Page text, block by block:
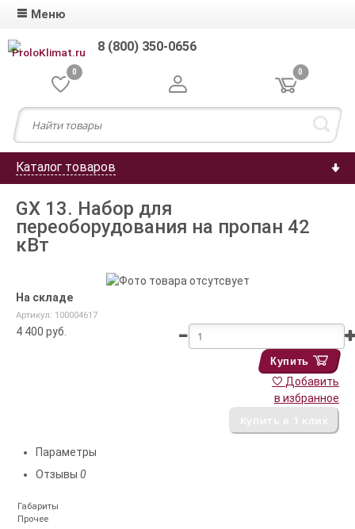
Меню
8 (800) 350-0656
0 0
Каталог товаров
GX 13. Набор для
переоборудования на пропан 42
кВт
На складе
Артикул: 100004617
4 400 руб.
Купить
Добавить
в избранное
Параметры
Отзывы 0
Габариты
Прочее